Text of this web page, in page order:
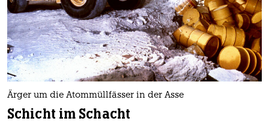
Ärger um die Atommüllfässer in der Asse
Schicht im Schacht